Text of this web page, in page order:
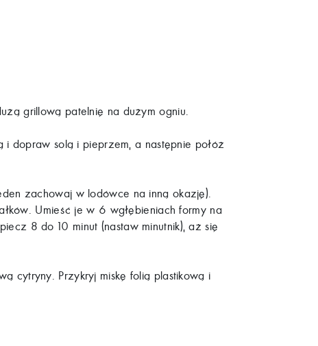
grillową patelnię na dużym ogniu.
i dopraw solą i pieprzem, a następnie połóż
zachowaj w lodówce na inną okazję).
Umieść je w 6 wgłębieniach formy na
8 do 10 minut (nastaw minutnik), aż się
cytryny. Przykryj miskę folią plastikową i